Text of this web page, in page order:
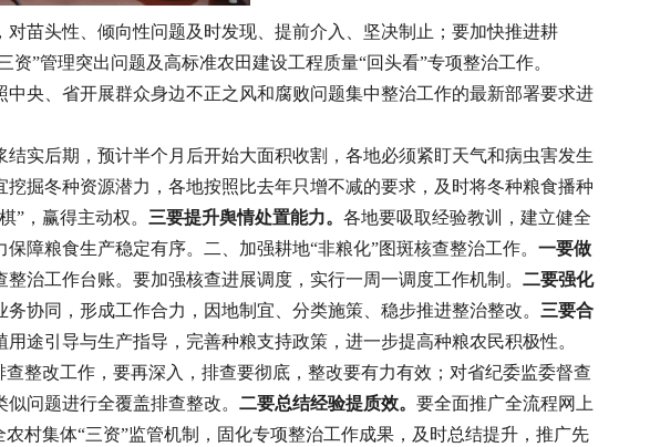
苗头性、倾向性问题及时发现、提前介入、坚决制止；要加快推进耕
”管理突出问题及高标准农田建设工程质量“回头看”专项整治工作。
央、省开展群众身边不正之风和腐败问题集中整治工作的最新部署要求进
结实后期，预计半个月后开始大面积收割，各地必须紧盯天气和病虫害发生
挖掘冬种资源潜力，各地按照比去年只增不减的要求，及时将冬种粮食播种
”，赢得主动权。 三要提升舆情处置能力。 各地要吸取经验教训，建立健全
障粮食生产稳定有序。二、加强耕地“非粮化”图斑核查整治工作。 一要做
治工作台账。要加强核查进展调度，实行一周一调度工作机制。 二要强化
协同，形成工作合力，因地制宜、分类施策、稳步推进整治整改。 三要合
途引导与生产指导，完善种粮支持政策，进一步提高种粮农民积极性。
查整改工作，要再深入，排查要彻底，整改要有力有效；对省纪委监委督查
问题进行全覆盖排查整改。 二要总结经验提质效。 要全面推广全流程网上
村集体“三资”监管机制，固化专项整治工作成果，及时总结提升，推广先